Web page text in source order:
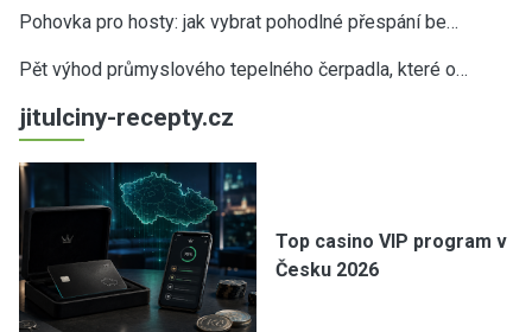
Pohovka pro hosty: jak vybrat pohodlné přespání be…
Pět výhod průmyslového tepelného čerpadla, které o…
jitulciny-recepty.cz
Top casino VIP program v
Česku 2026